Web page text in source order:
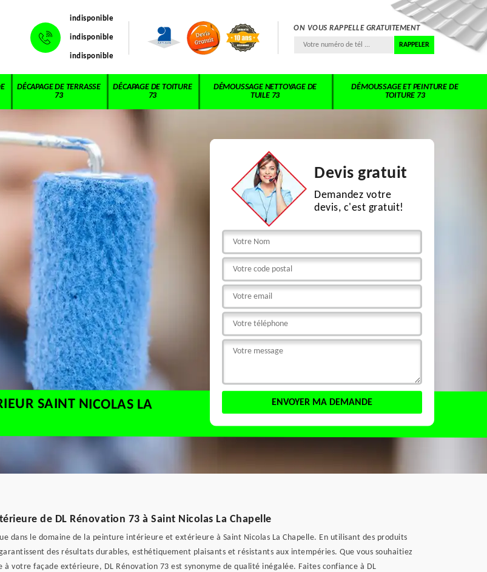
indisponible
indisponible
indisponible
ON VOUS RAPPELLE GRATUITEMENT
DÉCAPAGE DE TERRASSE
73
DÉCAPAGE DE TOITURE
73
DÉMOUSSAGE NETTOYAGE DE
TUILE 73
DÉMOUSSAGE ET PEINTURE DE
TOITURE 73
Devis gratuit
Demandez votre
devis, c'est gratuit!
SAINT NICOLAS LA
de DL Rénovation 73 à Saint Nicolas La Chapelle
dans le domaine de la peinture intérieure et extérieure à Saint Nicolas La Chapelle. En utilisant des produits
des résultats durables, esthétiquement plaisants et résistants aux intempéries. Que vous souhaitiez
votre façade extérieure, DL Rénovation 73 est synonyme de qualité inégalée. Faites confiance à DL